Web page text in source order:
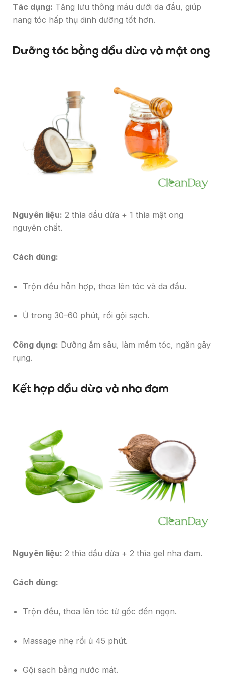
Tác dụng: Tăng lưu thông máu dưới da đầu, giúp
nang tóc hấp thụ dinh dưỡng tốt hơn.
Dưỡng tóc bằng dầu dừa và mật ong
Nguyên liệu: 2 thìa dầu dừa + 1 thìa mật ong
nguyên chất.
Cách dùng:
Trộn đều hỗn hợp, thoa lên tóc và da đầu.
Ủ trong 30–60 phút, rồi gội sạch.
Công dụng: Dưỡng ẩm sâu, làm mềm tóc, ngăn gãy
rụng.
Kết hợp dầu dừa và nha đam
Nguyên liệu: 2 thìa dầu dừa + 2 thìa gel nha đam.
Cách dùng:
Trộn đều, thoa lên tóc từ gốc đến ngọn.
Massage nhẹ rồi ủ 45 phút.
Gội sạch bằng nước mát.